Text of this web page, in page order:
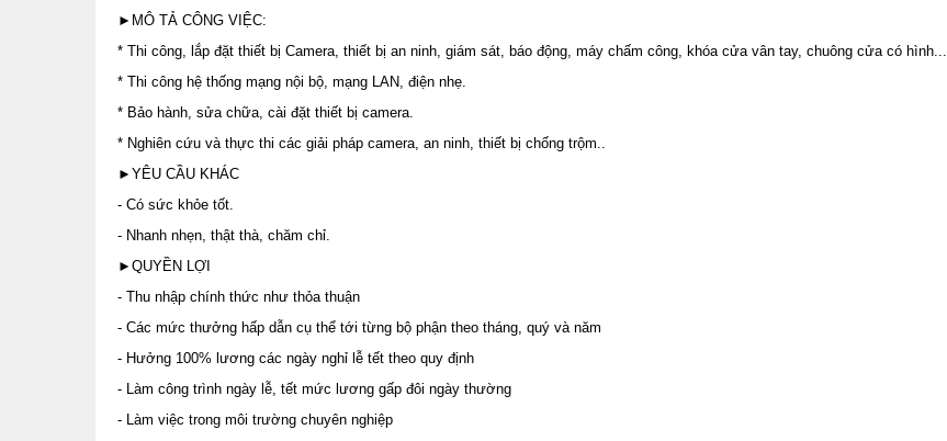
►MÔ TẢ CÔNG VIỆC:
* Thi công, lắp đặt thiết bị Camera, thiết bị an ninh, giám sát, báo động, máy chấm công, khóa cửa vân tay, chuông cửa có hình...
* Thi công hệ thống mạng nội bộ, mạng LAN, điện nhẹ.
* Bảo hành, sửa chữa, cài đặt thiết bị camera.
* Nghiên cứu và thực thi các giải pháp camera, an ninh, thiết bị chống trộm..
►YÊU CẦU KHÁC
- Có sức khỏe tốt.
- Nhanh nhẹn, thật thà, chăm chỉ.
►QUYỀN LỢI
- Thu nhập chính thức như thỏa thuận
- Các mức thưởng hấp dẫn cụ thể tới từng bộ phận theo tháng, quý và năm
- Hưởng 100% lương các ngày nghỉ lễ tết theo quy định
- Làm công trình ngày lễ, tết mức lương gấp đôi ngày thường
- Làm việc trong môi trường chuyên nghiệp